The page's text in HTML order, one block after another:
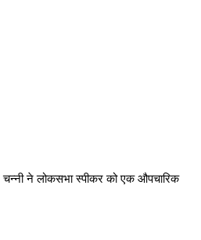
ने लोकसभा स्पीकर को एक औपचारिक